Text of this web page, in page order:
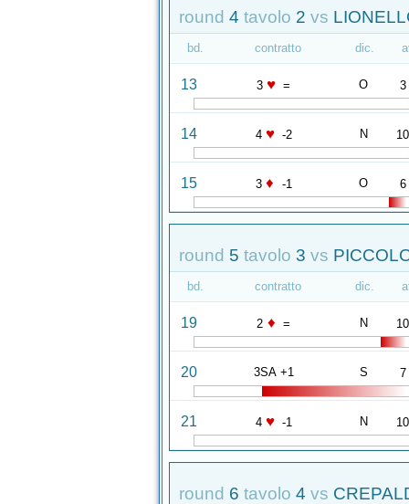
round 4 tavolo 2 vs
bd. contratto dic.
13 3 ♥ = O 3
14 4 ♥ -2 N 10
15 3 ♦ -1 O 6
round 5 tavolo 3 vs
bd. contratto dic.
19 2 ♦ = N 10
20 3SA +1 S 7
21 4 ♥ -1 N 10
round 6 tavolo 4 vs